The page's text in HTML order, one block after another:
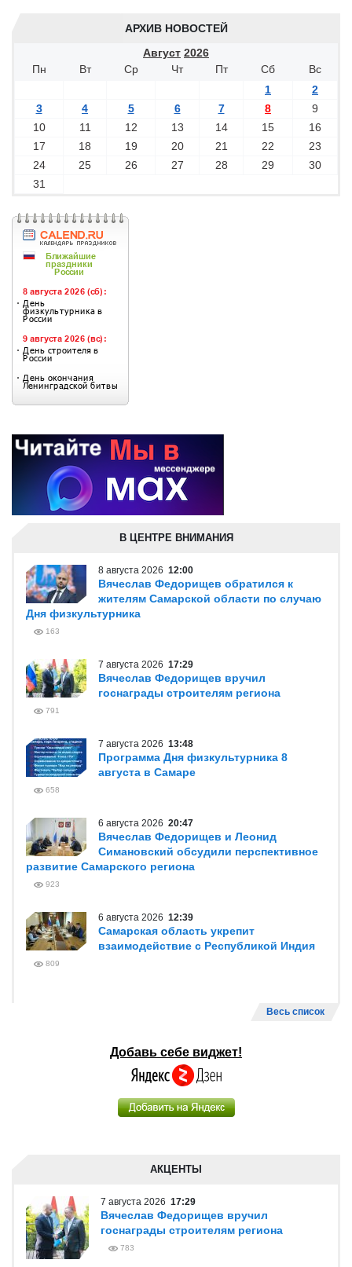
АРХИВ НОВОСТЕЙ
Август 2026
Пн
Вт Ср Чт Пт Сб
Вс
1
2
3
4 5 6 7 8
9
10
11 12 13 14 15
16
17
18 19 20 21 22
23
24
25 26 27 28 29
30
31
В ЦЕНТРЕ ВНИМАНИЯ
8 августа 2026 12:00
Вячеслав Федорищев обратился к
жителям Самарской области по случаю
Дня физкультурника
163
7 августа 2026 17:29
Вячеслав Федорищев вручил
госнаграды строителям региона
791
7 августа 2026 13:48
Программа Дня физкультурника 8
августа в Самаре
658
6 августа 2026 20:47
Вячеслав Федорищев и Леонид
Симановский обсудили перспективное
развитие Самарского региона
923
6 августа 2026 12:39
Самарская область укрепит
взаимодействие с Республикой Индия
809
Весь список
Добавь себе виджет!
АКЦЕНТЫ
7 августа 2026 17:29
Вячеслав Федорищев вручил
госнаграды строителям региона
783